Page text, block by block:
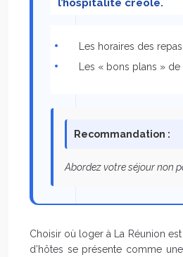
l’hospitalité créole.
Les horaires des
Les « bons plans »
Recommandation :
Abordez votre séjour non
Choisir où loger à La Réunion
d’hôtes se présente comme